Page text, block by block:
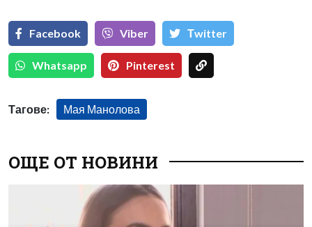
Facebook Viber Тwitter
Whatsapp Pinterest
Тагове: Мая Манолова
ОЩЕ ОТ НОВИНИ